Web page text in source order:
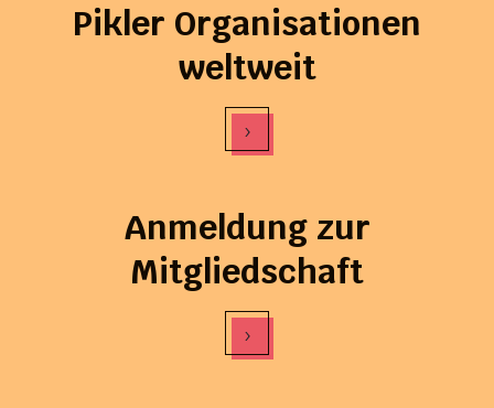
Pikler Organisationen
weltweit
›
Anmeldung zur
Mitgliedschaft
›